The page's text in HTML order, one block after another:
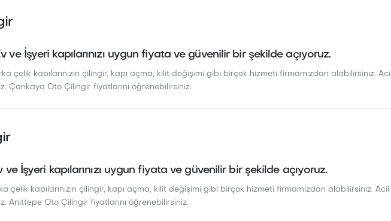
İşyeri kapılarınızı uygun fiyata ve güvenilir bir şekilde açıyoruz.
çelik kapılarınızın çilingir, kapı açma, kilit değişimi gibi birçok hizmeti firmamızdan alabilirsiniz. Acil
Çankaya Oto Çilingir fiyatlarını öğrenebilirsiniz.
İşyeri kapılarınızı uygun fiyata ve güvenilir bir şekilde açıyoruz.
çelik kapılarınızın çilingir, kapı açma, kilit değişimi gibi birçok hizmeti firmamızdan alabilirsiniz. Acil
Anıttepe Oto Çilingir fiyatlarını öğrenebilirsiniz.